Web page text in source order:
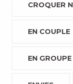
CROQUER
EN COUPLE
EN GROUPE